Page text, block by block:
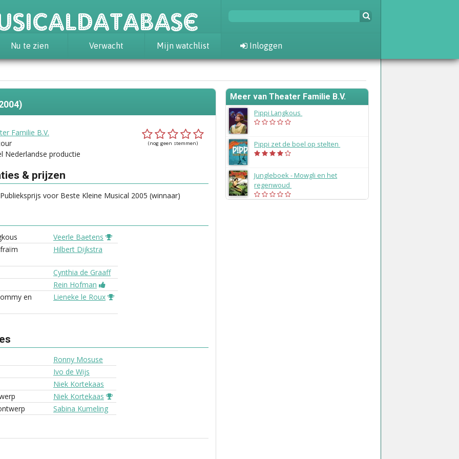
Nu te zien Verwacht Mijn watchlist Inloggen
(nog geen stemmen)
Familie B.V.
Nederlandse productie
& prijzen
voor Beste Kleine Musical 2005 (winnaar)
Veerle Baetens
Hilbert Dijkstra
Cynthia de Graaff
Rein Hofman
en
Lieneke le Roux
Ronny Mosuse
Ivo de Wijs
Niek Kortekaas
Niek Kortekaas
Sabina Kumeling
Meer van Theater Familie B.V.
Pippi Langkous
Pippi zet de boel op stelten
Jungleboek - Mowgli en het
regenwoud